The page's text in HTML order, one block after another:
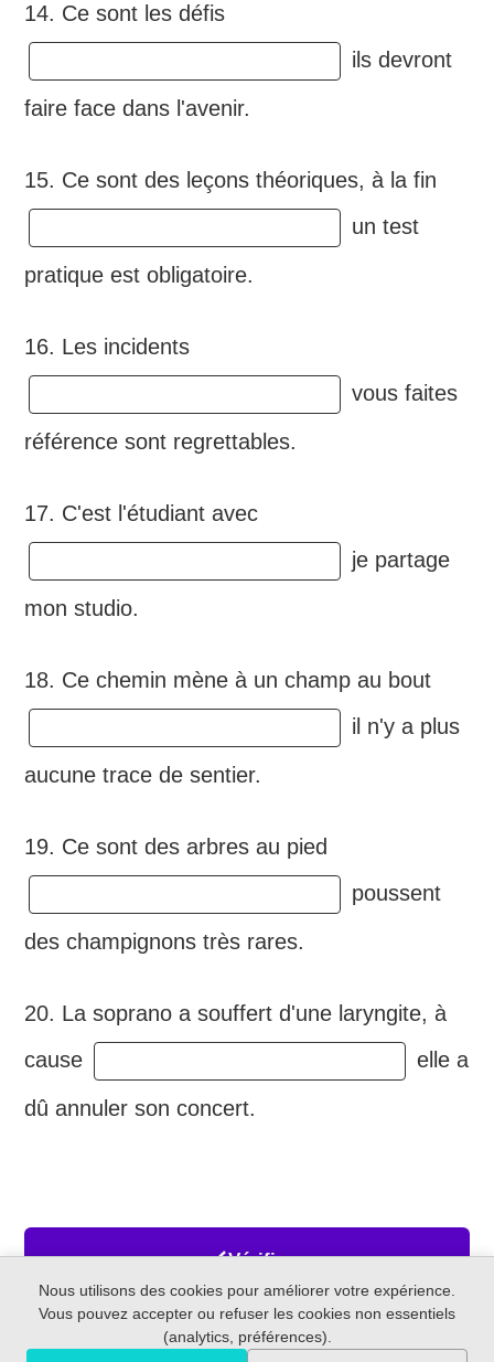
14. Ce sont les défis
ils devront
faire face dans l'avenir.
15. Ce sont des leçons théoriques, à la fin
un test
pratique est obligatoire.
16. Les incidents
vous faites
référence sont regrettables.
17. C'est l'étudiant avec
je partage
mon studio.
18. Ce chemin mène à un champ au bout
il n'y a plus
aucune trace de sentier.
19. Ce sont des arbres au pied
poussent
des champignons très rares.
20. La soprano a souffert d'une laryngite, à
cause
elle a
dû annuler son concert.
Vérifier
Nous utilisons des cookies pour améliorer votre expérience.
Vous pouvez accepter ou refuser les cookies non essentiels
(analytics, préférences).